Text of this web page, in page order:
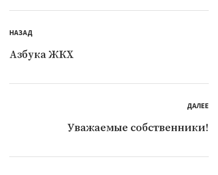
по
записям
НАЗАД
Предыдущая
Азбука ЖКХ
ДАЛЕЕ
Уважаемые собственники!